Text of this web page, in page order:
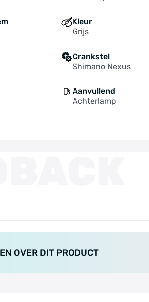
Kleur
Grijs
Crankstel
Shimano Nexus
Aanvullend
Achterlamp
OVER DIT PRODUCT